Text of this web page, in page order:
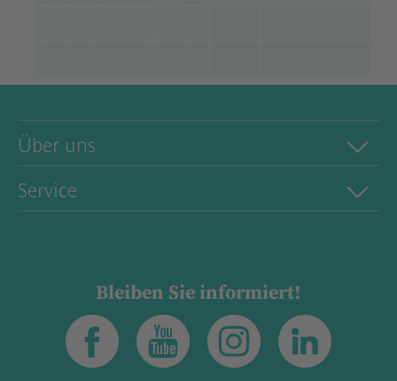
Über uns
Service
Bleiben Sie informiert!